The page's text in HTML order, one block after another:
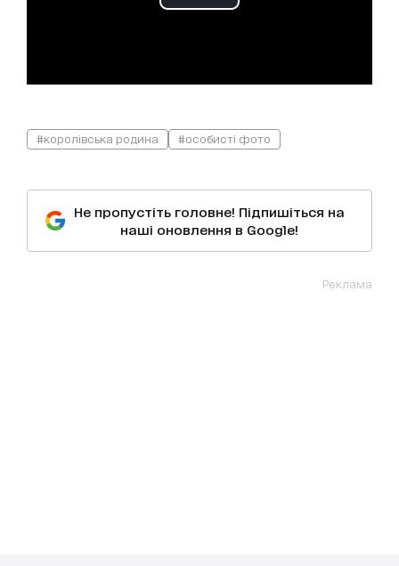
#королівська родина #особисті фото
Не пропустіть головне! Підпишіться на
наші оновлення в Google!
Реклама